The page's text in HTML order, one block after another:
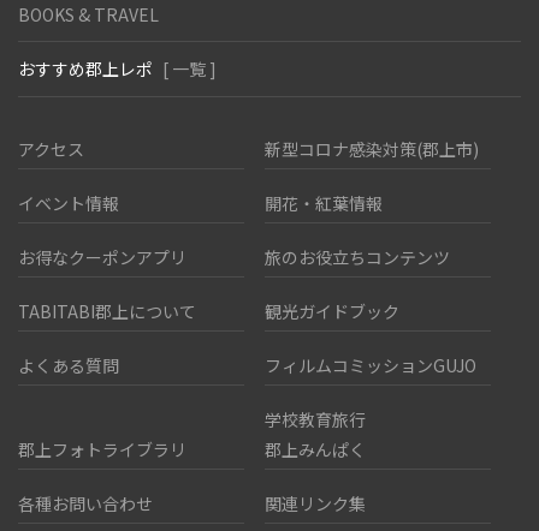
BOOKS & TRAVEL
おすすめ郡上レポ [ 一覧 ]
アクセス 新型コロナ感染対策(郡上市)
イベント情報 開花・紅葉情報
お得なクーポンアプリ 旅のお役立ちコンテンツ
TABITABI郡上について 観光ガイドブック
よくある質問 フィルムコミッションGUJO
郡上フォトライブラリ
学校教育旅行
郡上みんぱく
各種お問い合わせ 関連リンク集